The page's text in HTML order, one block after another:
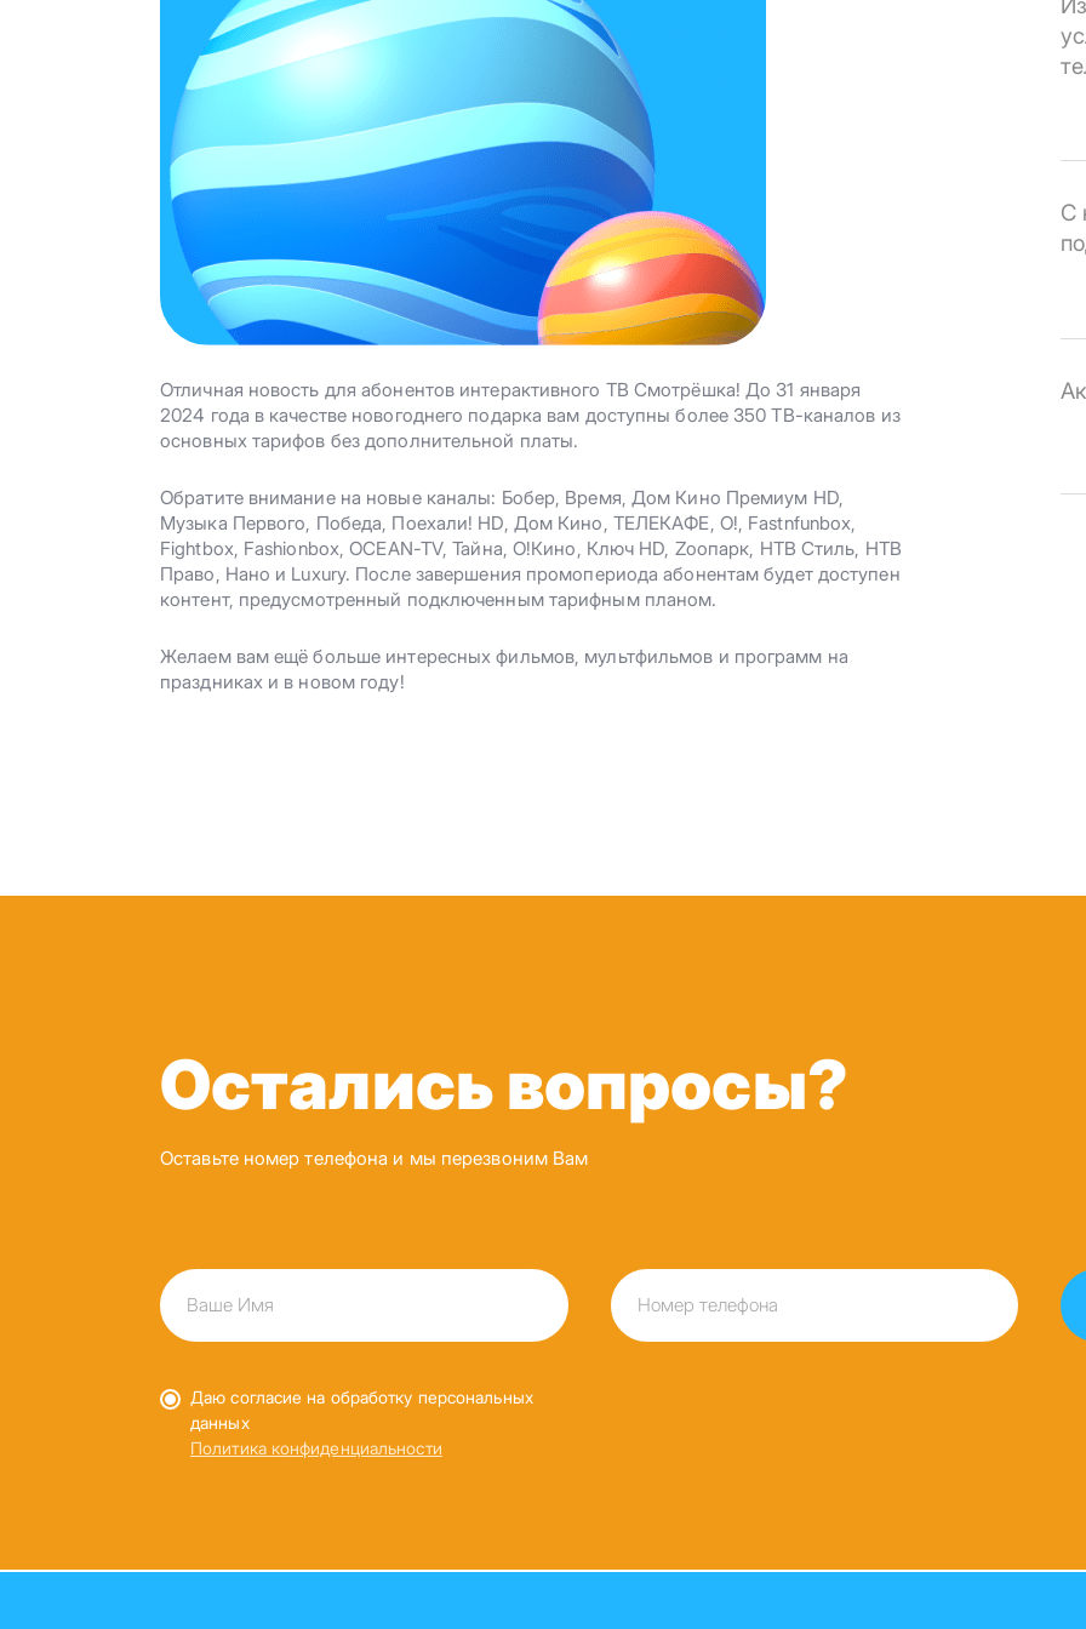
Отличная новость для абонентов интерактивного ТВ Смотрёшка! До 31 января
2024 года в качестве новогоднего подарка вам доступны более 350 ТВ-каналов из
основных тарифов без дополнительной платы.
Обратите внимание на новые каналы: Бобер, Время, Дом Кино Премиум HD,
Музыка Первого, Победа, Поехали! HD, Дом Кино, ТЕЛЕКАФЕ, О!, Fastnfunbox,
Fightbox, Fashionbox, OCEAN-TV, Тайна, О!Кино, Ключ HD, Zooпарк, НТВ Стиль, НТВ
Право, Нано и Luxury. После завершения промопериода абонентам будет доступен
контент, предусмотренный подключенным тарифным планом.
Желаем вам ещё больше интересных фильмов, мультфильмов и программ на
праздниках и в новом году!
С
Остались вопросы?
Оставьте номер телефона и мы перезвоним Вам
Даю согласие на обработку персональных
данных
Политика конфиденциальности